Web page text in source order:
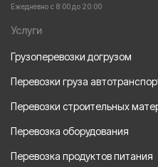
Ежедневно с 8:00 до 20:00
Услуги
Грузоперевозки догрузом
Перевозки груза
Перевозки строительных
Перевозка оборудования
Перевозка продуктов питания